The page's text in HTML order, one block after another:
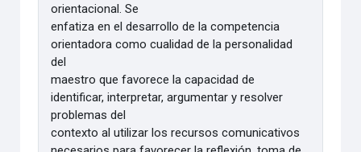
orientacional. Se
enfatiza en el desarrollo de la competencia
orientadora como cualidad de la personalidad
del
maestro que favorece la capacidad de
identificar, interpretar, argumentar y resolver
problemas del
contexto al utilizar los recursos comunicativos